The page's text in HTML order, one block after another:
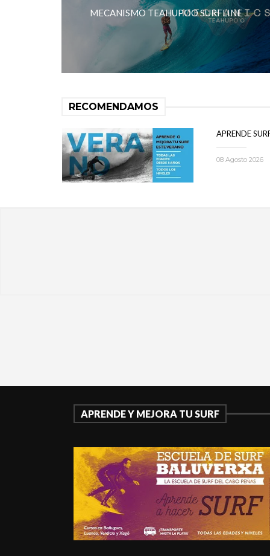
MECANISMO TEAHUPOO SURFLINE
RECOMENDAMOS
APRENDE
08 Agosto 2026
APRENDE Y MEJORA TU SURF